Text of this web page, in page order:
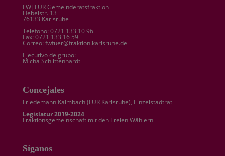
FW|FÜR Gemeinderatsfraktion
Hebelstr. 13
76133 Karlsruhe
Telefono: 0721 133 10 96
Fax: 0721 133 16 59
Correo: fwfuer@fraktion.karlsruhe.de
Ejecutivo de grupo:
Micha Schlittenhardt
Concejales
Friedemann Kalmbach (FÜR Karlsruhe), Einzelstadtrat
Legislatur 2019-2024
Fraktionsgemeinschaft mit den Freien Wählern
Síganos